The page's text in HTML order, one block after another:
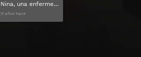
Nina, una enfermera diferente Temporada 1 Capitulo 8
11 años hace